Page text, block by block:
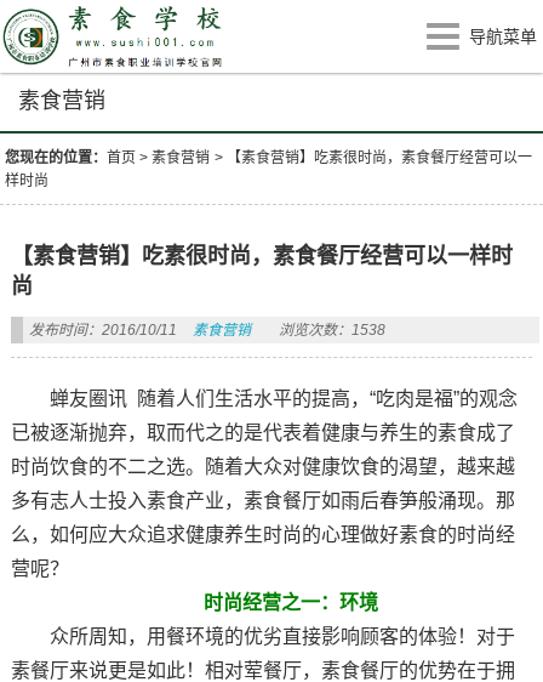
导航菜单
素食营销
您现在的位置：首页 >素食营销 >
【素食营销】吃素很时尚，素食餐厅经营可以一
样时尚
【素食营销】吃素很时尚，素食餐厅经营可以一样时
尚
发布时间：2016/10/11 素食营销 浏览次数：1538
蝉友圈讯 随着人们生活水平的提高，“吃肉是福”的观念
已被逐渐抛弃，取而代之的是代表着健康与养生的素食成了
时尚饮食的不二之选。随着大众对健康饮食的渴望，越来越
多有志人士投入素食产业，素食餐厅如雨后春笋般涌现。那
么，如何应大众追求健康养生时尚的心理做好素食的时尚经
营呢？
时尚经营之一：环境
众所周知，用餐环境的优劣直接影响顾客的体验！对于
素餐厅来说更是如此！相对荤餐厅，素食餐厅的优势在于拥